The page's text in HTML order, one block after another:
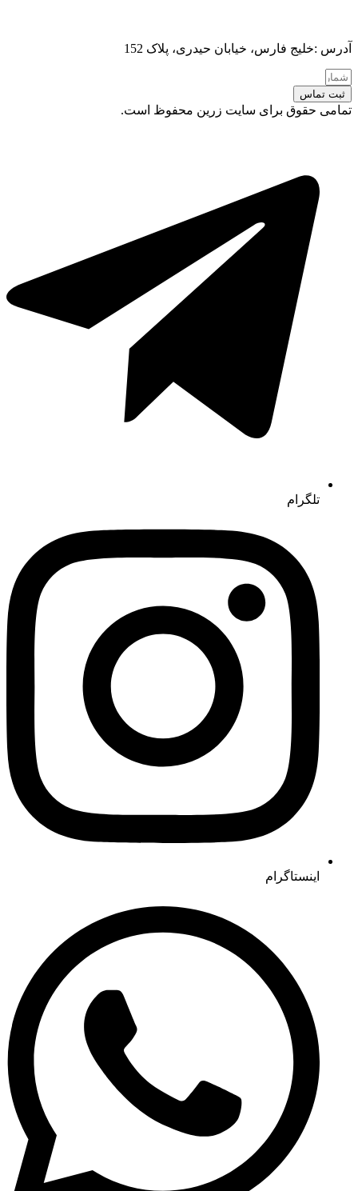
آدرس :خلیج فارس، خیابان حیدری، پلاک 152
ثبت تماس
تمامی حقوق برای سایت زرین محفوظ است.
تلگرام
اینستاگرام